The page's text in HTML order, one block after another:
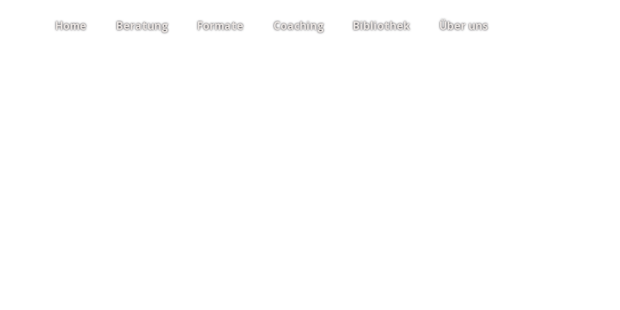
Home Beratung Formate Coaching Bibliothek Über uns